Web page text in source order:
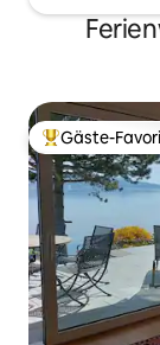
Beliebter
Gäste-